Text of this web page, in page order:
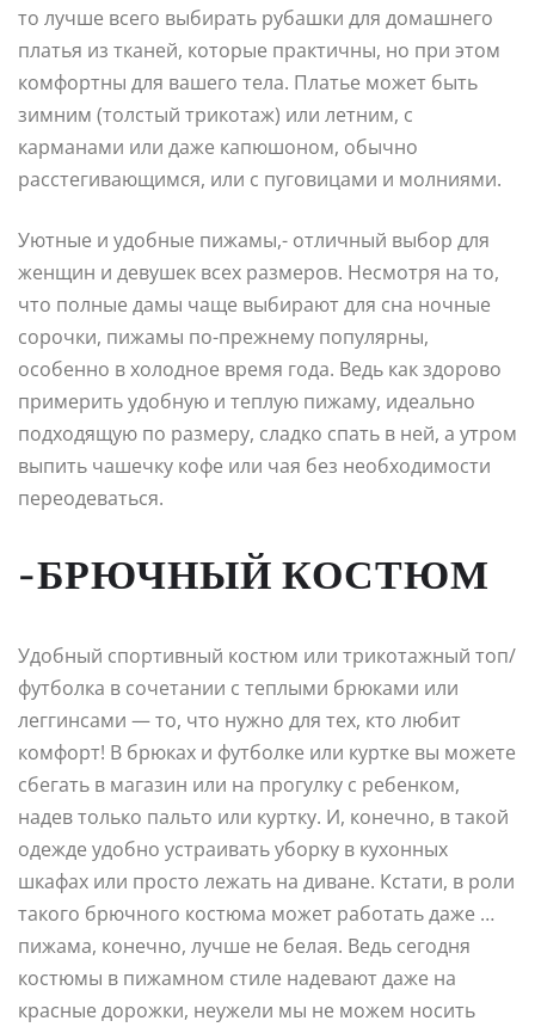
то лучше всего выбирать рубашки для домашнего
платья из тканей, которые практичны, но при этом
комфортны для вашего тела. Платье может быть
зимним (толстый трикотаж) или летним, с
карманами или даже капюшоном, обычно
расстегивающимся, или с пуговицами и молниями.
Уютные и удобные пижамы,- отличный выбор для
женщин и девушек всех размеров. Несмотря на то,
что полные дамы чаще выбирают для сна ночные
сорочки, пижамы по-прежнему популярны,
особенно в холодное время года. Ведь как здорово
примерить удобную и теплую пижаму, идеально
подходящую по размеру, сладко спать в ней, а утром
выпить чашечку кофе или чая без необходимости
переодеваться.
-БРЮЧНЫЙ КОСТЮМ
Удобный спортивный костюм или трикотажный топ/
футболка в сочетании с теплыми брюками или
леггинсами — то, что нужно для тех, кто любит
комфорт! В брюках и футболке или куртке вы можете
сбегать в магазин или на прогулку с ребенком,
надев только пальто или куртку. И, конечно, в такой
одежде удобно устраивать уборку в кухонных
шкафах или просто лежать на диване. Кстати, в роли
такого брючного костюма может работать даже …
пижама, конечно, лучше не белая. Ведь сегодня
костюмы в пижамном стиле надевают даже на
красные дорожки, неужели мы не можем носить